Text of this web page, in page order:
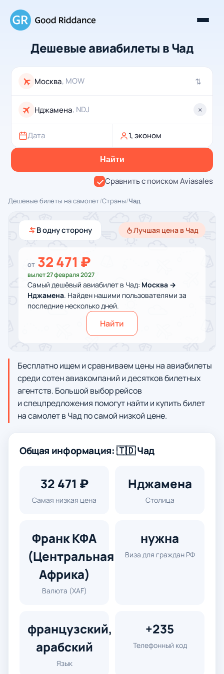
Дешевые авиабилеты в Чад
, MOW ⇄
, NDJ ×
Дата 1, эконом
Найти
Сравнить с поиском Aviasales
Дешевые билеты на самолет/Страны/Чад
В одну сторону Лучшая цена в Чад
от 32 471 ₽
вылет 27 февраля 2027
Самый дешёвый авиабилет в Чад: Москва →
Нджамена. Найден нашими пользователями за
последние несколько дней.
Найти
Бесплатно ищем и сравниваем цены на авиабилеты
среди сотен авиакомпаний и десятков билетных
агентств. Большой выбор рейсов
и спецпредложения помогут найти и купить билет
на самолет в Чад по самой низкой цене.
Общая информация: 🇹🇩 Чад
32 471 ₽
Самая низкая цена
Нджамена
Столица
Франк КФА
(Центральная
Африка)
Валюта (XAF)
нужна
Виза для граждан РФ
французский,
арабский
Язык
+235
Телефонный код